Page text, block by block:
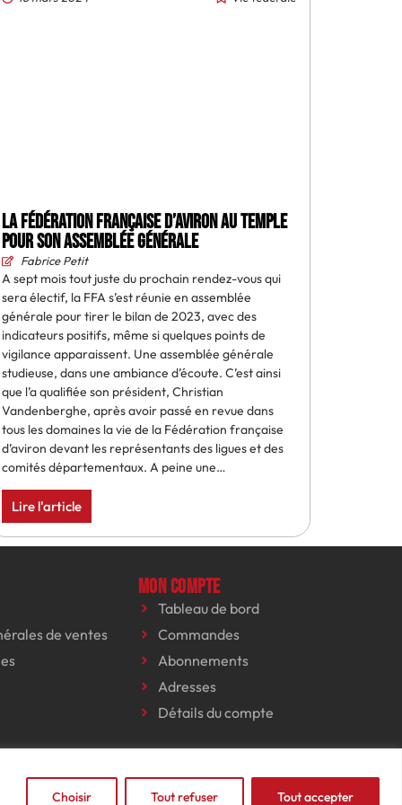
Choisir Tout refuser Tout accepter
La Fédération française d’aviron au Temple
pour son assemblée générale
Fabrice Petit
A sept mois tout juste du prochain rendez-vous qui
sera électif, la FFA s’est réunie en assemblée
générale pour tirer le bilan de 2023, avec des
indicateurs positifs, même si quelques points de
vigilance apparaissent. Une assemblée générale
studieuse, dans une ambiance d’écoute. C’est ainsi
que l’a qualifiée son président, Christian
Vandenberghe, après avoir passé en revue dans
tous les domaines la vie de la Fédération française
d’aviron devant les représentants des ligues et des
comités départementaux. A peine une…
Lire l'article
de ventes
Mon compte
Tableau de bord
Commandes
Abonnements
Adresses
Détails du compte